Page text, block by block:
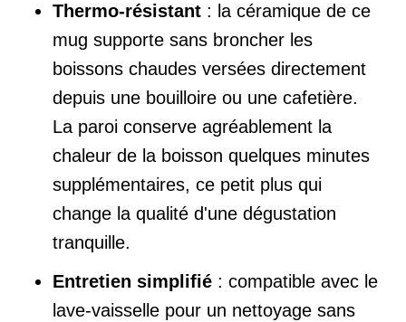
Thermo-résistant : la céramique de ce
mug supporte sans broncher les
boissons chaudes versées directement
depuis une bouilloire ou une cafetière.
La paroi conserve agréablement la
chaleur de la boisson quelques minutes
supplémentaires, ce petit plus qui
change la qualité d'une dégustation
tranquille.
Entretien simplifié : compatible avec le
lave-vaisselle pour un nettoyage sans